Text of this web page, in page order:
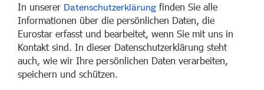
In unserer Datenschutzerklärung finden Sie alle
Informationen über die persönlichen Daten, die
Eurostar erfasst und bearbeitet, wenn Sie mit uns in
Kontakt sind. In dieser Datenschutzerklärung steht
auch, wie wir Ihre persönlichen Daten verarbeiten,
speichern und schützen.